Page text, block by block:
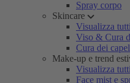
Spray corpo
Skincare
Visualizza tutti
Viso & Cura
Cura dei
Make-up e trend
Visualizza tutti
Face mist e